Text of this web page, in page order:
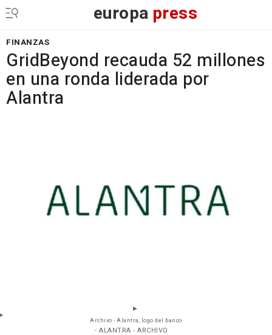
europa press
FINANZAS
GridBeyond recauda 52 millones
en una ronda liderada por
Alantra
Archivo - Alantra, logo del banco
- ALANTRA - ARCHIVO